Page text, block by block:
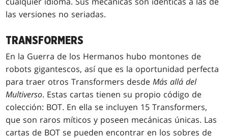
las versiones no seriadas.
TRANSFORMERS
En la Guerra de los Hermanos hubo montones de
robots gigantescos, así que es la oportunidad perfecta
para traer otros Transformers desdeMás allá del
Multiverso. Estas cartas tienen su propio código de
colección: BOT. En ella se incluyen 15 Transformers,
que son raros míticos y poseen mecánicas únicas. Las
cartas de BOT se pueden encontrar en los sobres de